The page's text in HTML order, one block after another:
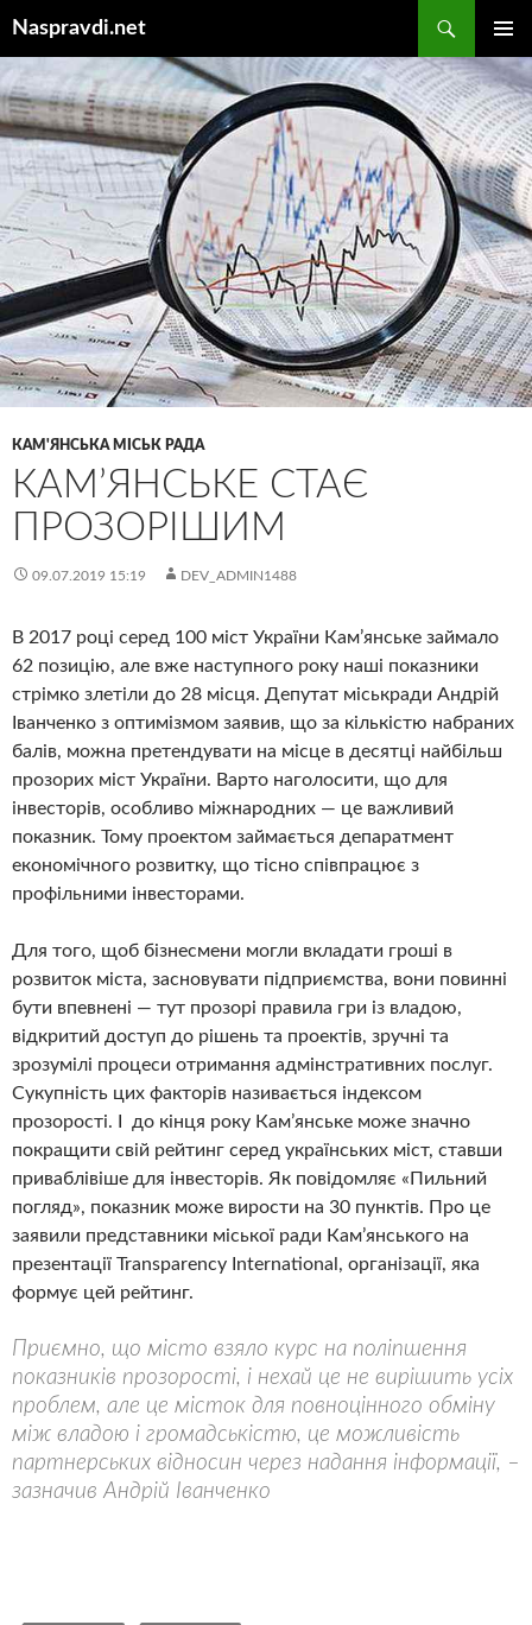
вмісту
Naspravdi.net
МЕНЮ
КАМ'ЯНСЬКА МІСЬК РАДА
КАМ’ЯНСЬКЕ СТАЄ
ПРОЗОРІШИМ
09.07.2019 15:19 DEV_ADMIN1488
В 2017 році серед 100 міст України Кам’янське займало
62 позицію, але вже наступного року наші показники
стрімко злетіли до 28 місця. Депутат міськради Андрій
Іванченко з оптимізмом заявив, що за кількістю набраних
балів, можна претендувати на місце в десятці найбільш
прозорих міст України. Варто наголосити, що для
інвесторів, особливо міжнародних — це важливий
показник. Тому проектом займається депаратмент
економічного розвитку, що тісно співпрацює з
профільними інвесторами.
Для того, щоб бізнесмени могли вкладати гроші в
розвиток міста, засновувати підприємства, вони повинні
бути впевнені — тут прозорі правила гри із владою,
відкритий доступ до рішень та проектів, зручні та
зрозумілі процеси отримання адмінстративних послуг.
Сукупність цих факторів називається індексом
прозорості. І до кінця року Кам’янське може значно
покращити свій рейтинг серед українських міст, ставши
приваблівіше для інвесторів. Як повідомляє «Пильний
погляд», показник може вирости на 30 пунктів. Про це
заявили представники міської ради Кам’янського на
презентації Transparency International, організації, яка
формує цей рейтинг.
Приємно, що місто взяло курс на поліпшення
показників прозорості, і нехай це не вирішить усіх
проблем, але це місток для повноцінного обміну
між владою і громадськістю, це можливість
партнерських відносин через надання інформації, –
зазначив Андрій Іванченко